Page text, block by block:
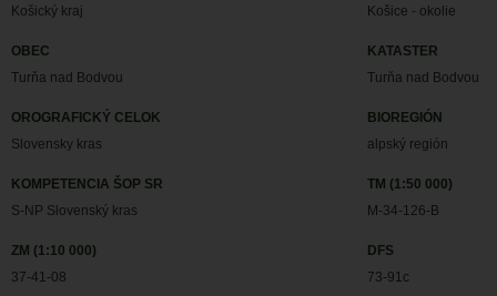
Košický kraj
Košice - okolie
OBEC
Turňa nad Bodvou
KATASTER
Turňa nad Bodvou
OROGRAFICKÝ CELOK
Slovensky kras
BIOREGIÓN
alpský región
KOMPETENCIA ŠOP SR
S-NP Slovenský kras
TM (1:50 000)
M-34-126-B
ZM (1:10 000)
37-41-08
DFS
73-91c